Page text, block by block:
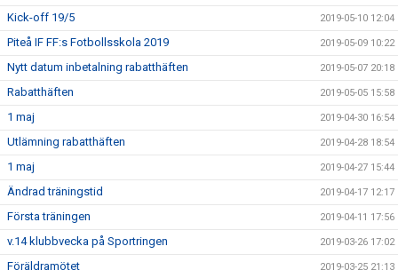
Kick-off 19/5 2019-05-10 12:04
Piteå IF FF:s Fotbollsskola 2019 2019-05-09 10:22
Nytt datum inbetalning rabatthäften 2019-05-07 20:18
Rabatthäften 2019-05-05 15:58
1 maj 2019-04-30 16:54
Utlämning rabatthäften 2019-04-28 18:54
1 maj 2019-04-27 15:44
Ändrad träningstid 2019-04-17 12:17
Första träningen 2019-04-11 17:56
v.14 klubbvecka på Sportringen 2019-03-26 17:02
Föräldramötet 2019-03-25 21:13